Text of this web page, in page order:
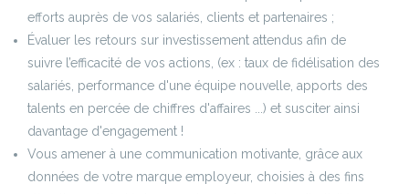
efforts auprès de vos salariés, clients et partenaires ;
Évaluer les retours sur investissement attendus afin de
suivre l’efficacité de vos actions, (ex : taux de fidélisation des
salariés, performance d'une équipe nouvelle, apports des
talents en percée de chiffres d'affaires ...) et susciter ainsi
davantage d'engagement !
Vous amener à une communication motivante, grâce aux
données de votre marque employeur, choisies à des fins